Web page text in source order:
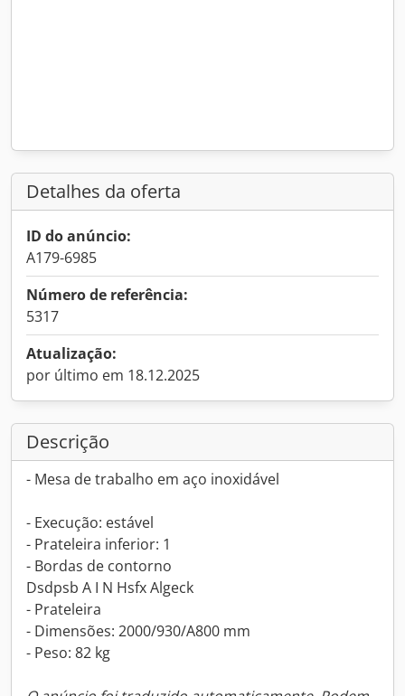
Detalhes da oferta
ID do anúncio:
A179-6985
Número de referência:
5317
Atualização:
por último em 18.12.2025
Descrição
- Mesa de trabalho em aço inoxidável
- Execução: estável
- Prateleira inferior: 1
- Bordas de contorno
Dsdpsb A I N Hsfx Algeck
- Prateleira
- Dimensões: 2000/930/A800 mm
- Peso: 82 kg